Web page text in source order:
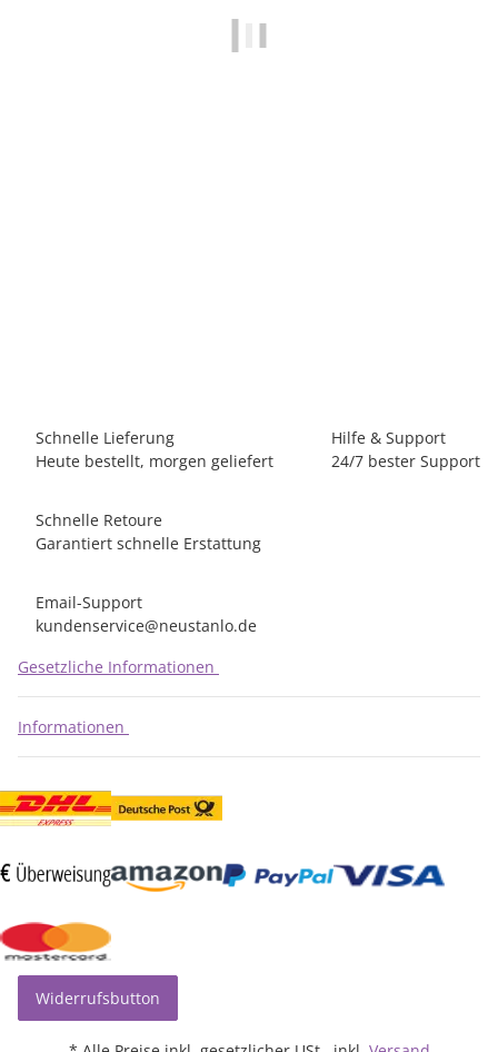
Schnelle Lieferung
Heute bestellt, morgen geliefert
Hilfe & Support
24/7 bester Support
Schnelle Retoure
Garantiert schnelle Erstattung
Email-Support
kundenservice@neustanlo.de
Gesetzliche Informationen
Informationen
Widerrufsbutton